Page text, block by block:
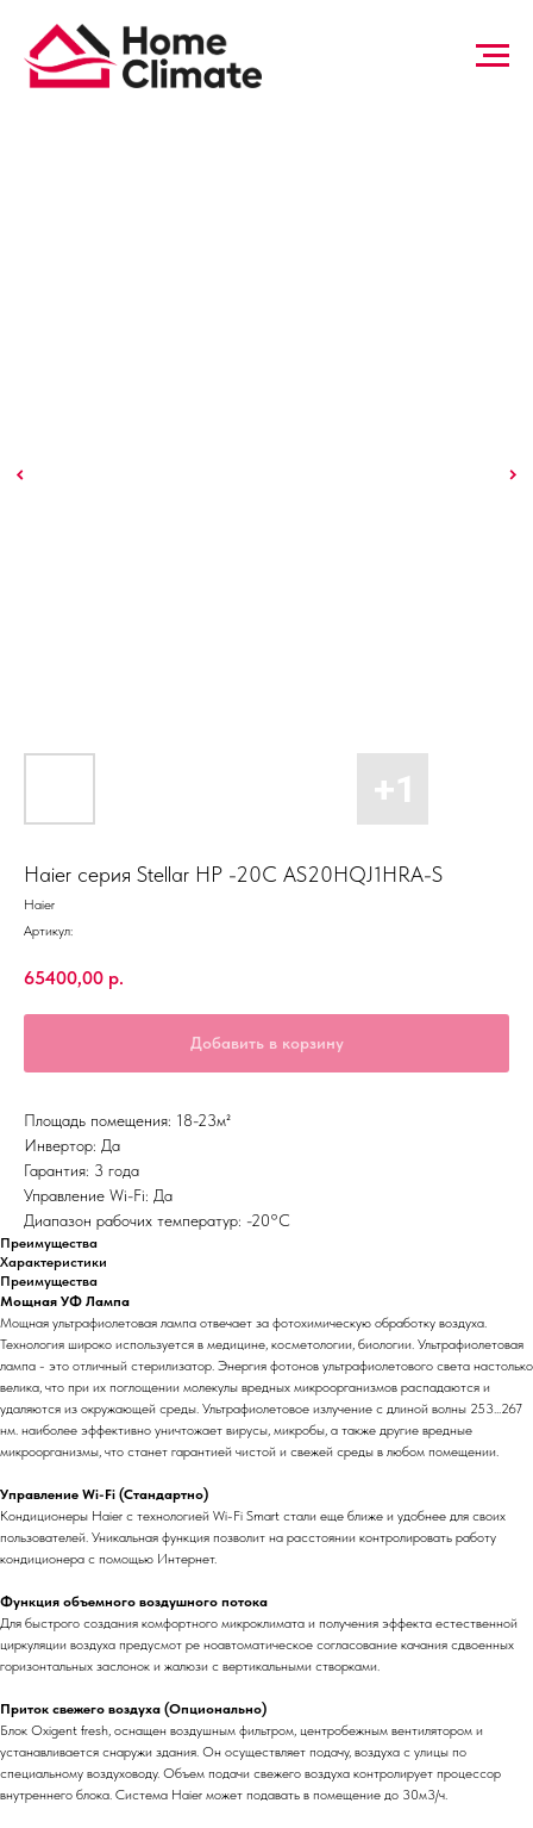
Haier серия Stellar HP -20C AS20HQJ1HRA-S
Haier
Артикул:
65400,00 р.
Добавить в корзину
Площадь помещения: 18-23м²
Инвертор: Да
Гарантия: 3 года
Управление Wi-Fi: Да
Диапазон рабочих температур: -20°С
Преимущества
Характеристики
Преимущества
Мощная УФ Лампа
Мощная ультрафиолетовая лампа отвечает за фотохимическую обработку воздуха.
Технология широко используется в медицине, косметологии, биологии. Ультрафиолетовая
лампа - это отличный стерилизатор. Энергия фотонов ультрафиолетового света настолько
велика, что при их поглощении молекулы вредных микроорганизмов распадаются и
удаляются из окружающей среды. Ультрафиолетовое излучение с длиной волны 253...267
нм. наиболее эффективно уничтожает вирусы, микробы, а также другие вредные
микроорганизмы, что станет гарантией чистой и свежей среды в любом помещении.
Управление Wi-Fi (Стандартно)
Кондиционеры Haier с технологией Wi-Fi Smart стали еще ближе и удобнее для своих
пользователей. Уникальная функция позволит на расстоянии контролировать работу
кондиционера с помощью Интернет.
Функция объемного воздушного потока
Для быстрого создания комфортного микроклимата и получения эффекта естественной
циркуляции воздуха предусмот ре ноавтоматическое согласование качания сдвоенных
горизонтальных заслонок и жалюзи с вертикальными створками.
Приток свежего воздуха (Опционально)
Блок Oxigent fresh, оснащен воздушным фильтром, центробежным вентилятором и
устанавливается снаружи здания. Он осуществляет подачу, воздуха с улицы по
специальному воздуховоду. Объем подачи свежего воздуха контролирует процессор
внутреннего блока. Система Haier может подавать в помещение до 30м3/ч.